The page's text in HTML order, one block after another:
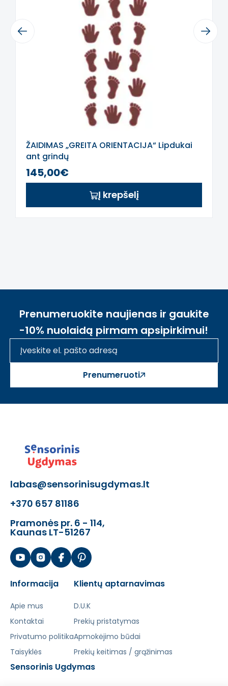
Jūsų pageidavimus.
Previous
ŽAIDIMAS „GREITA ORIENTACIJA“ Lipdukai
ant grindų
145,00€
Į krepšelį
Next
Prenumeruokite naujienas ir gaukite
-10% nuolaidą pirmam apsipirkimui!
Prenumeruoti
labas@sensorinisugdymas.lt
+370 657 81186
Pramonės pr. 6 - 114,
Kaunas LT-51267
Informacija
Apie mus
Kontaktai
Privatumo politika
Taisyklės
Klientų aptarnavimas
D.U.K
Prekių pristatymas
Apmokėjimo būdai
Prekių keitimas / grąžinimas
Sensorinis Ugdymas